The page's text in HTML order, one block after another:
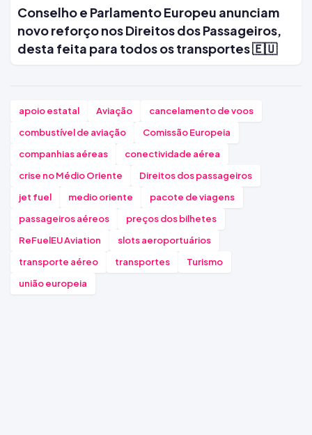
Conselho e Parlamento Europeu anunciam
novo reforço nos Direitos dos Passageiros,
desta feita para todos os transportes 🇪🇺
apoio estatal Aviação
cancelamento de voos
combustível de aviação
Comissão Europeia
companhias aéreas
conectividade aérea
crise no Médio Oriente
Direitos dos passageiros
jet fuel
medio oriente
pacote de viagens
passageiros aéreos
preços dos bilhetes
ReFuelEU Aviation
slots aeroportuários
transporte aéreo
transportes
Turismo
união europeia